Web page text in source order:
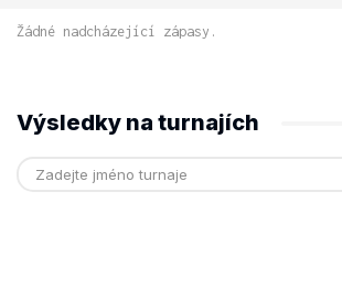
Žádné nadcházející zápasy.
Výsledky na turnajích